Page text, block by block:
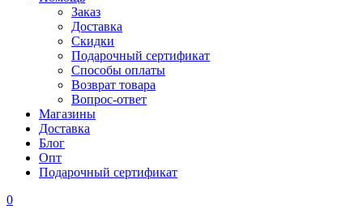
Заказ
Доставка
Скидки
Подарочный сертификат
Способы оплаты
Возврат товара
Вопрос-ответ
Магазины
Доставка
Блог
Опт
Подарочный сертификат
0